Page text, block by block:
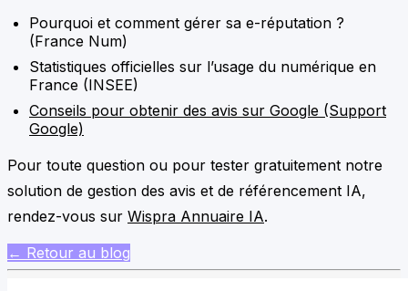
Pourquoi et comment gérer sa e-réputation ?
(France Num)
Statistiques officielles sur l’usage du numérique en
France (INSEE)
Conseils pour obtenir des avis sur Google (Support
Google)
Pour toute question ou pour tester gratuitement notre
solution de gestion des avis et de référencement IA,
rendez-vous sur Wispra Annuaire IA.
← Retour au blog